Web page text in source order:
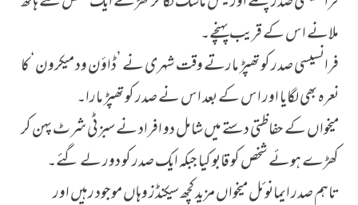
ملانے اس کے قریب پہنچے۔
فرانسیسی صدر کو تھپڑ مارتے وقت شہری نے ’ڈاؤن ود میکرون‘ کا
نعرہ بھی لگایا اور اس کے بعد اس نے صدر کو تھپڑ مارا۔
میخواں کے حفاظتی دستے میں شامل دو افراد نے سبز ٹی شرٹ پہن کر
کھڑے ہوئے شخص کو قابو کیا جبکہ ایک صدر کو دور لے گئے۔
تاہم صدر ایمانوئل میخواں مزید کچھ سیکنڈز وہاں موجود رہیں اور